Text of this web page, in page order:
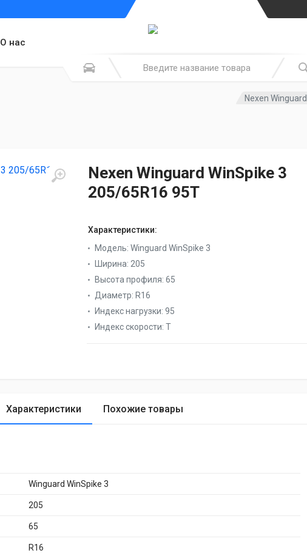
О нас
Nexen
Nexen Winguard WinSpike 3
205/65R16 95T
Характеристики:
Модель: Winguard WinSpike 3
Ширина: 205
Высота профиля: 65
Диаметр: R16
Индекс нагрузки: 95
Индекс скорости: T
Характеристики Похожие товары
Winguard WinSpike 3
205
65
R16